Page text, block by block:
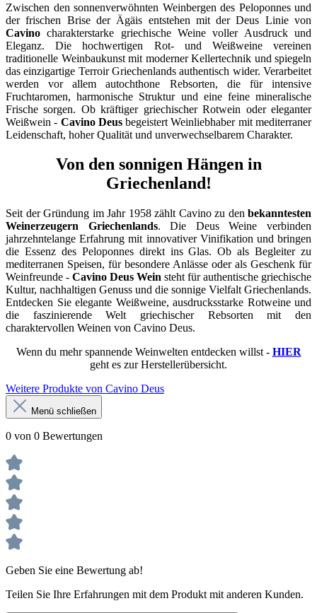
Zwischen den sonnenverwöhnten Weinbergen des Peloponnes und
der frischen Brise der Ägäis entstehen mit der Deus Linie von
Cavino charakterstarke griechische Weine voller Ausdruck und
Eleganz. Die hochwertigen Rot- und Weißweine vereinen
traditionelle Weinbaukunst mit moderner Kellertechnik und spiegeln
das einzigartige Terroir Griechenlands authentisch wider. Verarbeitet
werden vor allem autochthone Rebsorten, die für intensive
Fruchtaromen, harmonische Struktur und eine feine mineralische
Frische sorgen. Ob kräftiger griechischer Rotwein oder eleganter
Weißwein - Cavino Deusbegeistert Weinliebhaber mit mediterraner
Leidenschaft, hoher Qualität und unverwechselbarem Charakter.
Von den sonnigen Hängen in
Griechenland!
Seit der Gründung im Jahr 1958 zählt Cavinozu den bekanntesten
Weinerzeugern Griechenlands. Die Deus Weine verbinden
jahrzehntelange Erfahrung mit innovativer Vinifikation und bringen
die Essenz des Peloponnes direkt ins Glas. Ob als Begleiter zu
mediterranen Speisen, für besondere Anlässe oder als Geschenk für
Weinfreunde - Cavino Deus Wein steht für authentische griechische
Kultur, nachhaltigen Genuss und die sonnige Vielfalt Griechenlands.
Entdecken Sie elegante Weißweine, ausdrucksstarke Rotweine und
die faszinierende Welt griechischer Rebsorten mit den
charaktervollen Weinen von Cavino Deus.
Wenn du mehr spannende Weinwelten entdecken willst - HIER
geht es zur Herstellerübersicht.
Weitere Produkte von Cavino Deus
Menü schließen
0 von 0 Bewertungen
Geben Sie eine Bewertung ab!
Teilen Sie Ihre Erfahrungen mit dem Produkt mit anderen Kunden.